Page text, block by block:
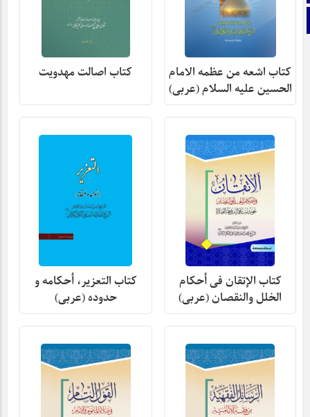
کتاب اشعه من عظمه الامام
الحسین علیه السلام (عربی)
کتاب اصالت مهدویت
کتاب الإتقان فی أحکام
الخلل والنقصان (عربی)
کتاب التعزیر، أحکامه و
حدوده (عربی)